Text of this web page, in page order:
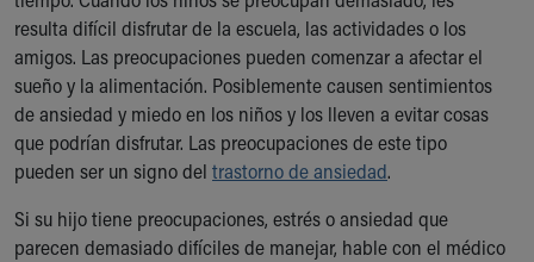
resulta difícil disfrutar de la escuela, las actividades o los
amigos. Las preocupaciones pueden comenzar a afectar el
sueño y la alimentación. Posiblemente causen sentimientos
de ansiedad y miedo en los niños y los lleven a evitar cosas
que podrían disfrutar. Las preocupaciones de este tipo
pueden ser un signo del trastorno de ansiedad.
Si su hijo tiene preocupaciones, estrés o ansiedad que
parecen demasiado difíciles de manejar, hable con el médico